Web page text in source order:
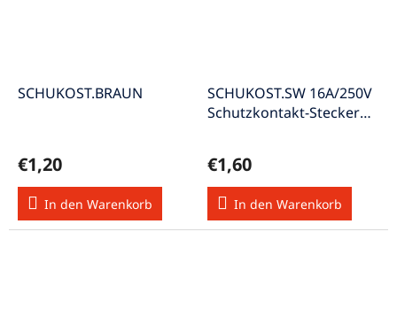
SCHUKOST.BRAUN
€1,20
In den Warenkorb
SCHUKOST.SW 16A/250V
Schutzkontakt-Stecker
€1,60
In den Warenkorb